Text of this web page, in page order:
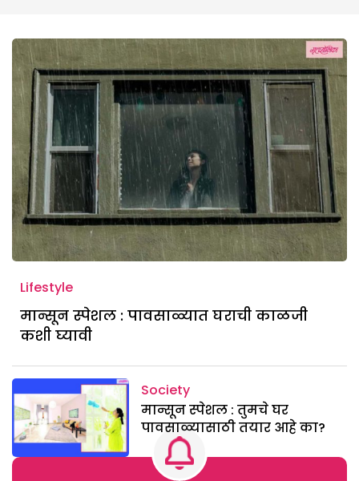
Lifestyle
मान्सून स्पेशल : पावसाळ्यात घराची काळजी
कशी घ्यावी
Society
मान्सून स्पेशल : तुमचे घर
पावसाळ्यासाठी तयार आहे का?